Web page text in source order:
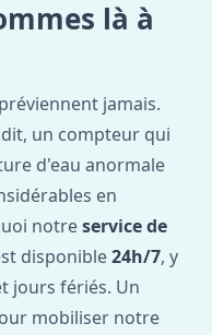
là à
jamais.
un compteur qui
d'eau anormale
en
notreservice de
disponible24h/7, y
jours fériés. Un
mobiliser notre